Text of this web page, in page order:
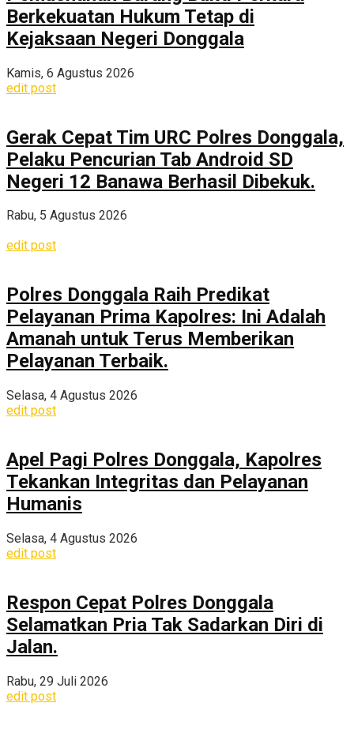
Berkekuatan Hukum Tetap di
Kejaksaan Negeri Donggala
Kamis, 6 Agustus 2026
edit post
Gerak Cepat Tim URC Polres Donggala,
Pelaku Pencurian Tab Android SD
Negeri 12 Banawa Berhasil Dibekuk.
Rabu, 5 Agustus 2026
edit post
Polres Donggala Raih Predikat
Pelayanan Prima Kapolres: Ini Adalah
Amanah untuk Terus Memberikan
Pelayanan Terbaik.
Selasa, 4 Agustus 2026
edit post
Apel Pagi Polres Donggala, Kapolres
Tekankan Integritas dan Pelayanan
Humanis
Selasa, 4 Agustus 2026
edit post
Respon Cepat Polres Donggala
Selamatkan Pria Tak Sadarkan Diri di
Jalan.
Rabu, 29 Juli 2026
edit post